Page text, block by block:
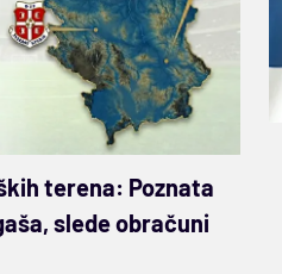
terena: Poznata
slede obračuni